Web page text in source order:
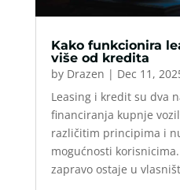
Kako funkcionira
više od kredita
by Drazen | Dec 11,
Leasing i kredit su dva
financiranja kupnje
različitim principima i
mogućnosti
zapravo ostaje u